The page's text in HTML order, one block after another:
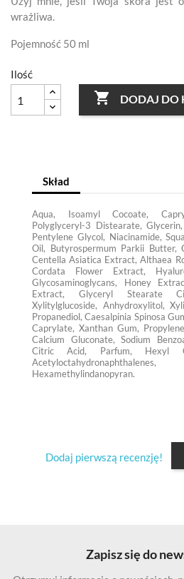
wrażliwa.
Pojemność 50 ml
Ilość
 DODAJ DO
Skład
Aqua, Isoamyl Cocoate,
Polyglyceryl-3 Distearate,
Pentylene Glycol, Niacinamide,
Oil, Butyrospermum Parkii Butter,
Centella Asiatica Extract, Althaea
Cordata Flower Extract,
Glycosaminoglycans, Honey
Extract, Glyceryl Stearate
Xylitylglucoside, Anhydroxylitol,
Propanediol, Caesalpinia Spinosa
Caprylate, Xanthan Gum,
Calcium Gluconate, Sodium
Citric Acid, Parfum, Hexyl
Hexamethylindanopyran.
Dodaj pierwszą recenzję!
Zapisz się do